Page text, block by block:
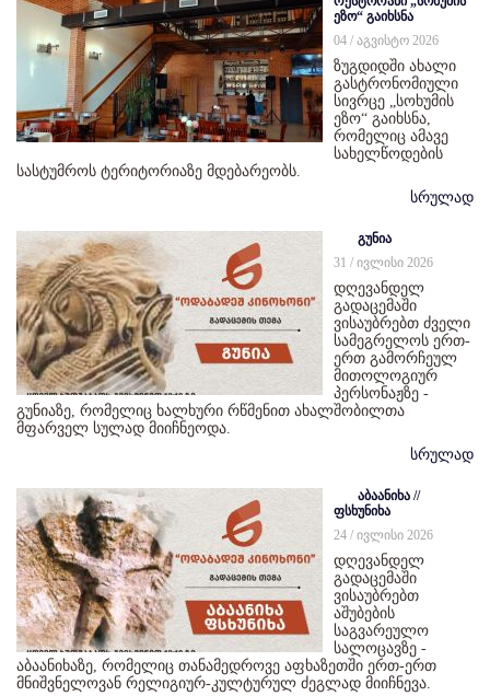
ეზო“ გაიხსნა
04 / აგვისტო 2026
ზუგდიდში ახალი
გასტრონომიული
სივრცე „სოხუმის
ეზო“ გაიხსნა,
რომელიც ამავე
სახელწოდების
სასტუმროს ტერიტორიაზე მდებარეობს.
სრულად
გუნია
31 / ივლისი 2026
დღევანდელ
გადაცემაში
ვისაუბრებთ ძველი
სამეგრელოს ერთ-
ერთ გამორჩეულ
მითოლოგიურ
პერსონაჟზე -
გუნიაზე, რომელიც ხალხური რწმენით ახალშობილთა
მფარველ სულად მიიჩნეოდა.
სრულად
აბაანიხა //
ფსხუნიხა
24 / ივლისი 2026
დღევანდელ
გადაცემაში
ვისაუბრებთ
აშუბების
საგვარეულო
სალოცავზე -
აბაანიხაზე, რომელიც თანამედროვე აფხაზეთში ერთ-ერთ
მნიშვნელოვან რელიგიურ-კულტურულ ძეგლად მიიჩნევა.